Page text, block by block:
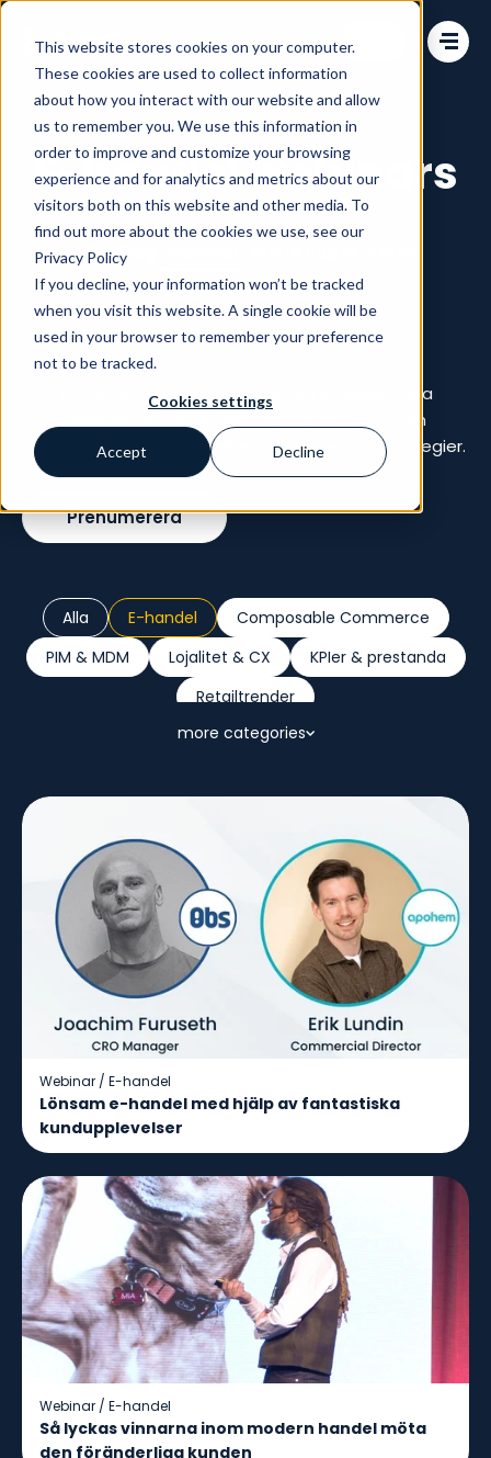
This website stores cookies on your computer.
These cookies are used to collect information
about how you interact with our website and allow
us to remember you. We use this information in
order to improve and customize your browsing
experience and for analytics and metrics about our
visitors both on this website and other media. To
find out more about the cookies we use, see our
Privacy Policy
If you decline, your information won’t be tracked
when you visit this website. A single cookie will be
used in your browser to remember your preference
not to be tracked.
Cookies settings
Accept Decline
Change language
E-handel webinars
Alla Blog
Commerce Talk
Ta del av Avensias expertis och kunskap i våra
webinars om e-handel. Här täcker vi allt från
utmaningar och möjligheter till trender och strategier.
Prenumerera
Alla E-handel
Composable Commerce
PIM & MDM
Lojalitet & CX
KPIer & prestanda
Retailtrender
more categories
Webinar / E-handel
Lönsam e-handel med hjälp av fantastiska
kundupplevelser
Webinar / E-handel
Så lyckas vinnarna inom modern handel möta
den föränderliga kunden